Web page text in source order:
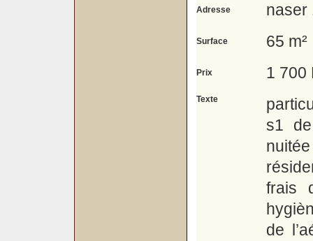
Adresse
naser
Surface 65 m²
Prix 1 700
Texte
s1
frais
de